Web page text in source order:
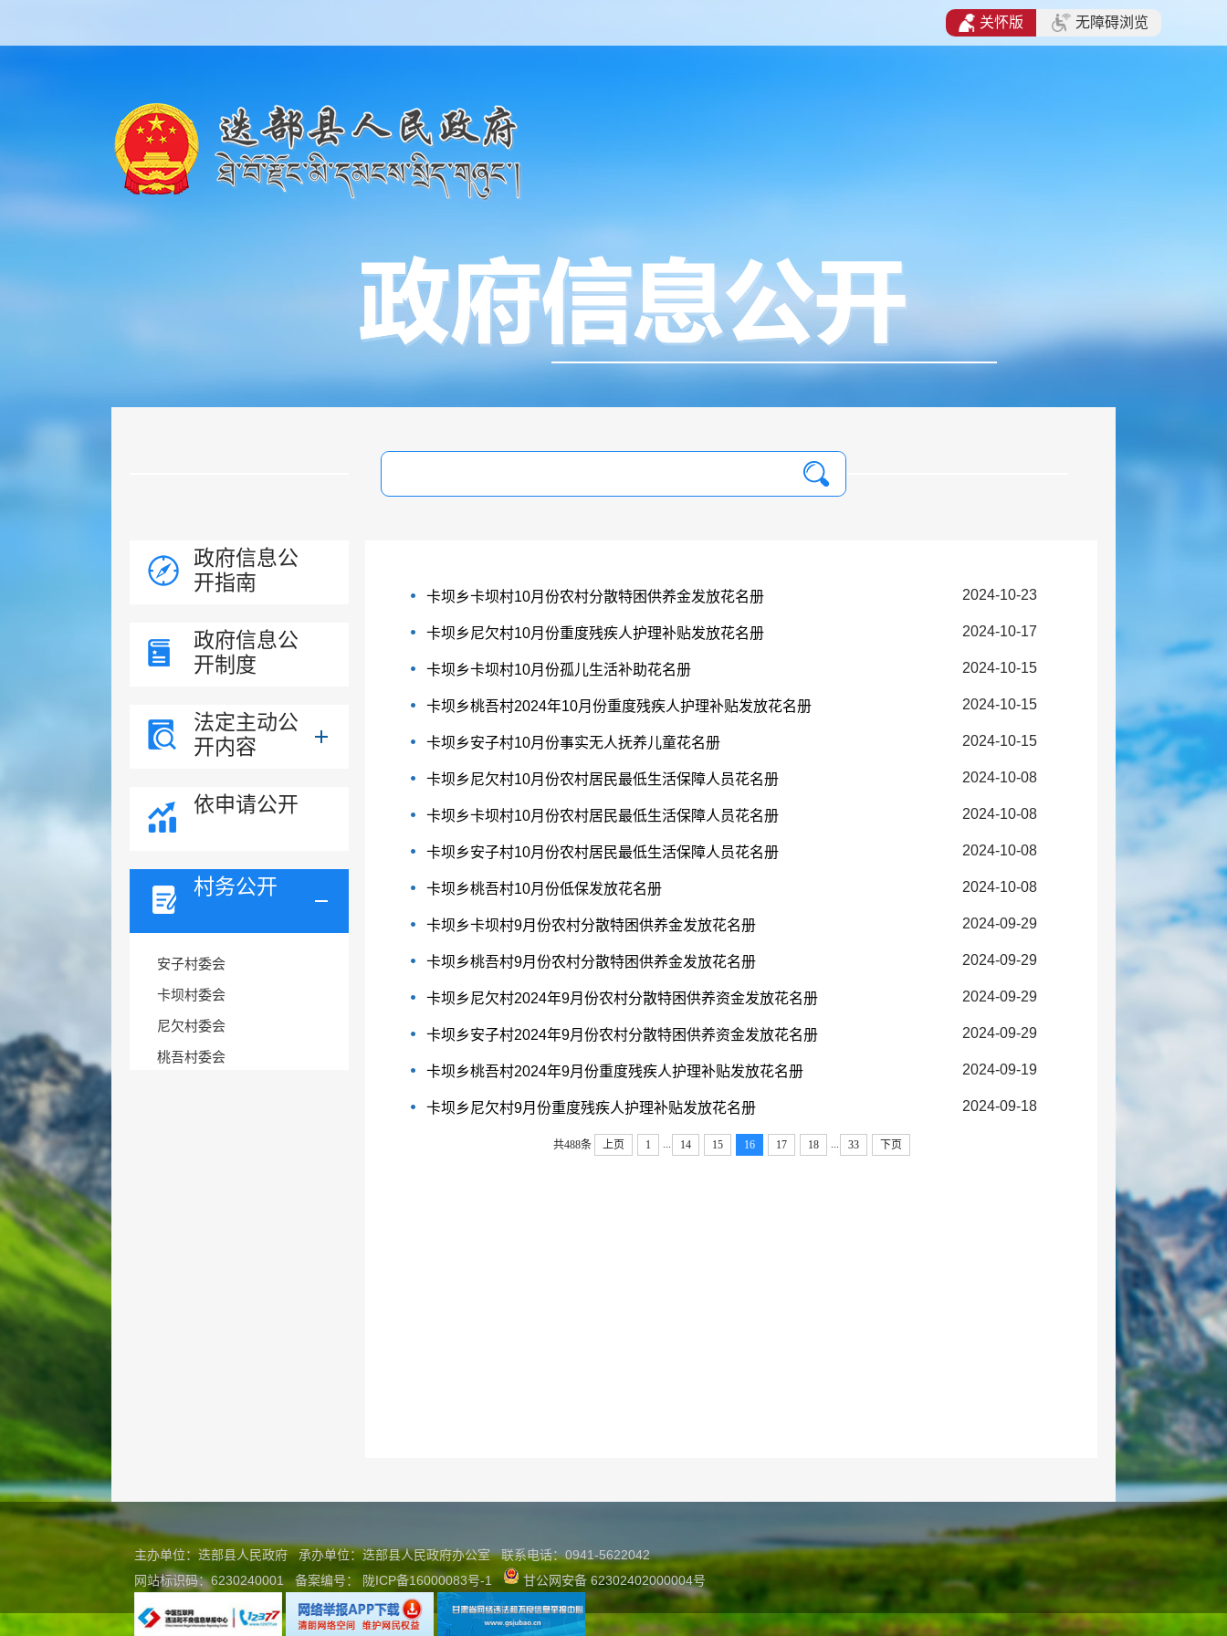
关怀版 无障碍浏览
政府信息公
开指南
政府信息公
开制度
法定主动公
开内容
依申请公开
村务公开
安子村委会
卡坝村委会
尼欠村委会
桃吾村委会
卡坝乡卡坝村10月份农村分散特困供养金发放花名册 2024-10-23
卡坝乡尼欠村10月份重度残疾人护理补贴发放花名册 2024-10-17
卡坝乡卡坝村10月份孤儿生活补助花名册 2024-10-15
卡坝乡桃吾村2024年10月份重度残疾人护理补贴发放花名册 2024-10-15
卡坝乡安子村10月份事实无人抚养儿童花名册 2024-10-15
卡坝乡尼欠村10月份农村居民最低生活保障人员花名册 2024-10-08
卡坝乡卡坝村10月份农村居民最低生活保障人员花名册 2024-10-08
卡坝乡安子村10月份农村居民最低生活保障人员花名册 2024-10-08
卡坝乡桃吾村10月份低保发放花名册 2024-10-08
卡坝乡卡坝村9月份农村分散特困供养金发放花名册 2024-09-29
卡坝乡桃吾村9月份农村分散特困供养金发放花名册 2024-09-29
卡坝乡尼欠村2024年9月份农村分散特困供养资金发放花名册 2024-09-29
卡坝乡安子村2024年9月份农村分散特困供养资金发放花名册 2024-09-29
卡坝乡桃吾村2024年9月份重度残疾人护理补贴发放花名册 2024-09-19
卡坝乡尼欠村9月份重度残疾人护理补贴发放花名册 2024-09-18
共488条 上页 1 14 15 16 17 18 33 下页
主办单位：迭部县人民政府 承办单位：迭部县人民政府办公室联系电话：0941-5622042
网站标识码：6230240001
备案编号： 陇ICP备16000083号-1 甘公网安备 62302402000004号